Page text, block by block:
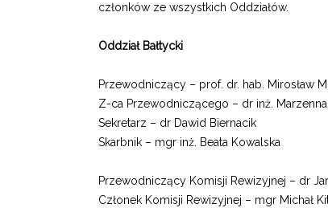
członków ze wszystkich Oddziałów.
Oddział Bałtycki
Przewodniczący – prof. dr. hab. Mirosław
Z-ca Przewodniczącego – dr inż.
Sekretarz – dr Dawid Biernacik
Skarbnik – mgr inż. Beata Kowalska
Przewodniczący Komisji Rewizyjnej – dr
Członek Komisji Rewizyjnej – mgr Michał